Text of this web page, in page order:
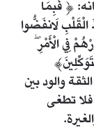
﴿ فَبِمَا
لَانفَضُّوا
فِي الْأَمْرِ
من الثقة والود بين
تطغى